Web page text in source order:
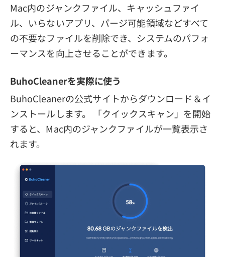
Mac内のジャンクファイル、キャッシュファイ
ル、いらないアプリ、パージ可能領域などすべて
の不要なファイルを削除でき、システムのパフォ
ーマンスを向上させることができます。
BuhoCleanerを実際に使う
BuhoCleanerの公式サイトからダウンロード＆イ
ンストールします。 「クイックスキャン」を開始
すると、Mac内のジャンクファイルが一覧表示さ
れます。